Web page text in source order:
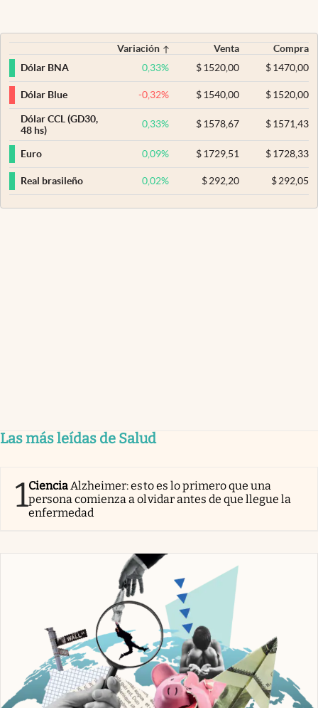
Variación Venta
Compra
Dólar BNA
0,33% $ 1520,00 $1470,00
Dólar Blue -0,32% $ 1540,00 $1520,00
Dólar CCL (GD30,
48 hs)
0,33% $ 1578,67 $1571,43
Euro 0,09% $ 1729,51 $1728,33
Real brasileño 0,02% $ 292,20 $292,05
Las más leídas de Salud
1CienciaAlzheimer: esto es lo primero que una
persona comienza a olvidar antes de que llegue la
enfermedad